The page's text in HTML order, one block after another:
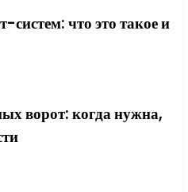
систем: что это такое и
ворот: когда нужна,